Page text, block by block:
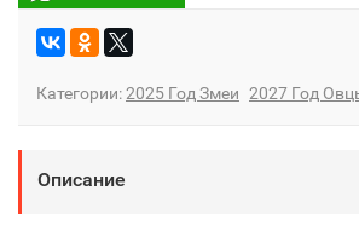
Категории:2025 Год Змеи 2027 Год
Описание